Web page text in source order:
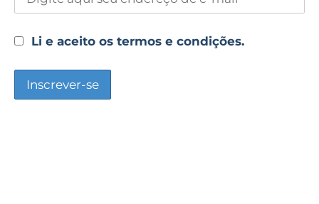
Li e aceito os termos e condições.